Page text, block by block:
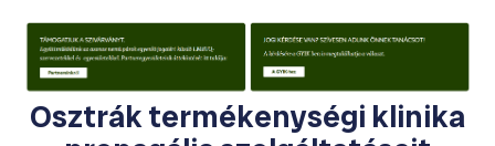
Osztrák termékenységi klinika